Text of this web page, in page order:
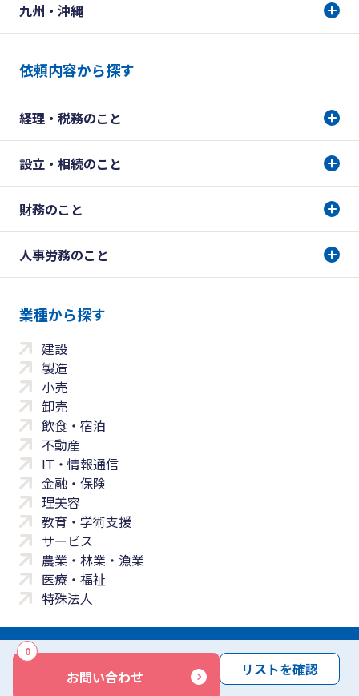
お問い合わせ
0
リストを確認
九州・沖縄
依頼内容から探す
経理・税務のこと
設立・相続のこと
財務のこと
人事労務のこと
業種から探す
建設
製造
小売
卸売
飲食・宿泊
不動産
IT・情報通信
金融・保険
理美容
教育・学術支援
サービス
農業・林業・漁業
医療・福祉
特殊法人
サイトマップ 免責事項 サービス利用規約
商標について反社会勢力に対する基本方針 お問い合わせ